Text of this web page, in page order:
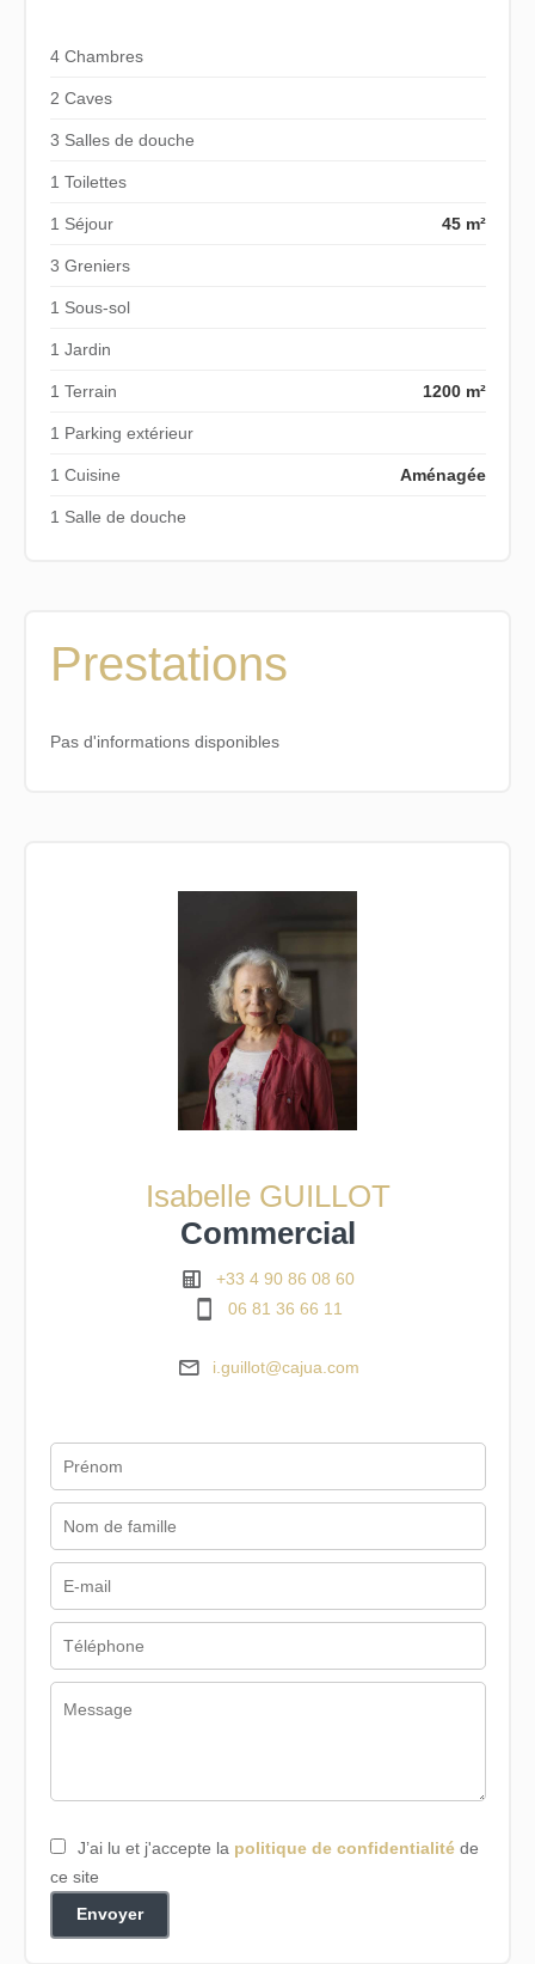
4 Chambres
2 Caves
3 Salles de douche
1 Toilettes
1 Séjour 45 m²
3 Greniers
1 Sous-sol
1 Jardin
1 Terrain 1200 m²
1 Parking extérieur
1 Cuisine Aménagée
1 Salle de douche
Prestations
Pas d'informations disponibles
Isabelle GUILLOT
Commercial
+33 4 90 86 08 60
06 81 36 66 11
i.guillot@cajua.com
J’ai lu et j'accepte la politique de confidentialitéde
ce site
Envoyer